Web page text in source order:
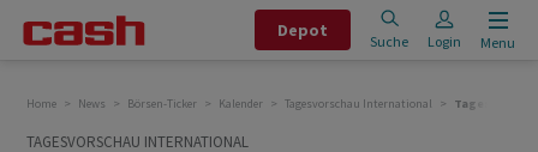
Depot
Suche Login Menu
Home News Börsen-Ticker Kalender Tagesvorschau International
TAGESVORSCHAU INTERNATIONAL